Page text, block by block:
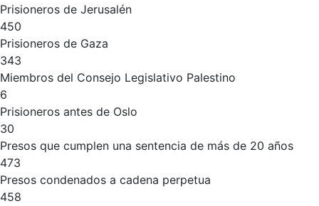
Prisioneros de Jerusalén
450
Prisioneros de Gaza
343
Miembros del Consejo Legislativo Palestino
6
Prisioneros antes de Oslo
30
Presos que cumplen una sentencia de más de 20 años
473
Presos condenados a cadena perpetua
458